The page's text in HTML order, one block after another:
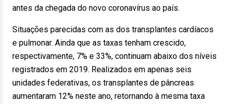
antes da chegada do novo coronavírus ao país.
Situações parecidas com as dos transplantes cardíacos
e pulmonar. Ainda que as taxas tenham crescido,
respectivamente, 7% e 33%, continuam abaixo dos níveis
registrados em 2019. Realizados em apenas seis
unidades federativas, os transplantes de pâncreas
aumentaram 12% neste ano, retornando à mesma taxa